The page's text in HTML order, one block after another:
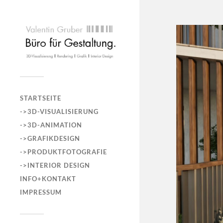
STARTSEITE
->3D-VISUALISIERUNG
->3D-ANIMATION
->GRAFIKDESIGN
->PRODUKTFOTOGRAFIE
->INTERIOR DESIGN
INFO+KONTAKT
IMPRESSUM